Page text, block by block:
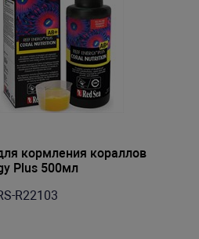
кормления кораллов
Plus 500мл
R22103